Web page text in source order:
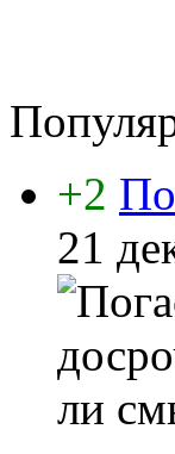
+2
21